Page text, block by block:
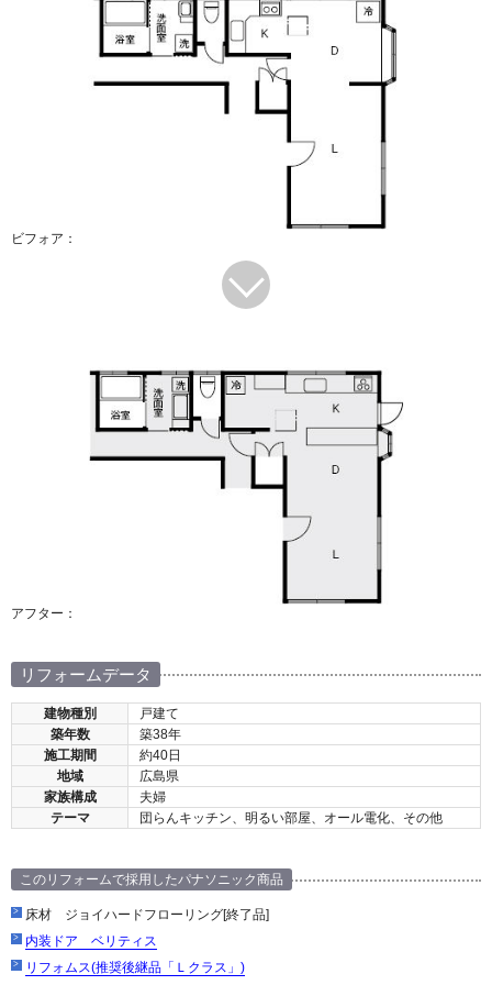
ビフォア：
アフター：
リフォームデータ
建物種別
戸建て
築年数
築38年
施工期間
約40日
地域
広島県
家族構成
夫婦
テーマ
団らんキッチン、明るい部屋、オール電化、その他
このリフォームで採用したパナソニック商品
床材 ジョイハードフローリング[終了品]
内装ドア ベリティス
リフォムス(推奨後継品「Ｌクラス」)